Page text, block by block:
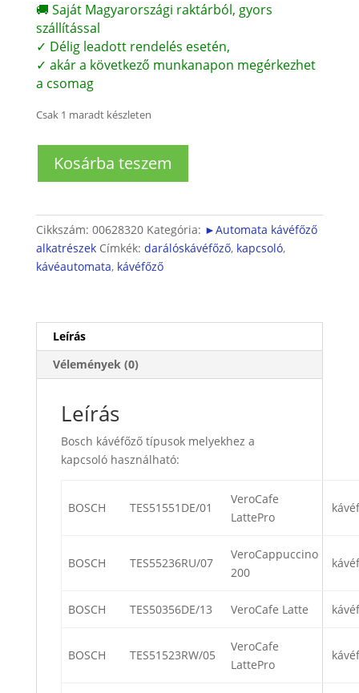
🚚 Saját Magyarországi raktárból, gyors
szállítással
✓ Délig leadott rendelés esetén,
✓ akár a következő munkanapon megérkezhet
a csomag
Csak 1 maradt készleten
kávéfőző
mennyiség
Kosárba teszem
Cikkszám: 00628320 Kategória: ►Automata kávéfőző
alkatrészek Címkék: darálóskávéfőző, kapcsoló,
kávéautomata, kávéfőző
Leírás
Vélemények (0)
Leírás
Bosch kávéfőző típusok melyekhez a
kapcsoló használható:
BOSCH TES51551DE/01
VeroCafe
LattePro
BOSCH TES55236RU/07
VeroCappuccino
200
BOSCH TES50356DE/13 VeroCafe Latte
BOSCH TES51523RW/05
VeroCafe
LattePro